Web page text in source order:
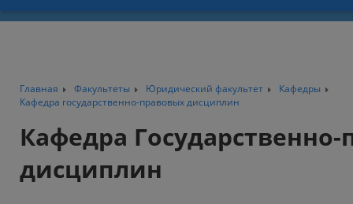
Главная Факультеты Юридический факультет
Кафедры
Кафедра государственно-правовых дисциплин
Кафедра
дисциплин